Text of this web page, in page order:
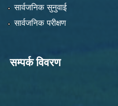
सार्वजनिक सुनुवाई
सार्वजनिक परीक्षण
सम्पर्क विवरण